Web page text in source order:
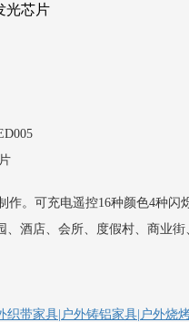
光芯片
作。可充电遥控16种颜色4种
、酒店、会所、度假村、商业
织带家具| 户外铸铝家具| 户外烧